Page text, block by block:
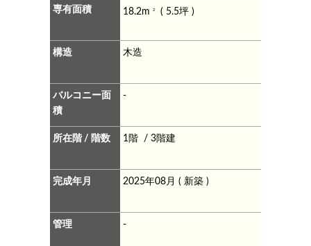
専有面積 18.2m2 ( 5.5坪 )
構造 木造
バルコニー面
積
-
所在階 / 階数 1階 / 3階建
完成年月 2025年08月 ( 新築 )
管理 -